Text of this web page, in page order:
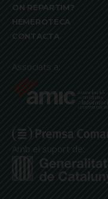
ON REPARTIM?
HEMEROTECA
CONTACTA
Associats a:
Amb el suport de: